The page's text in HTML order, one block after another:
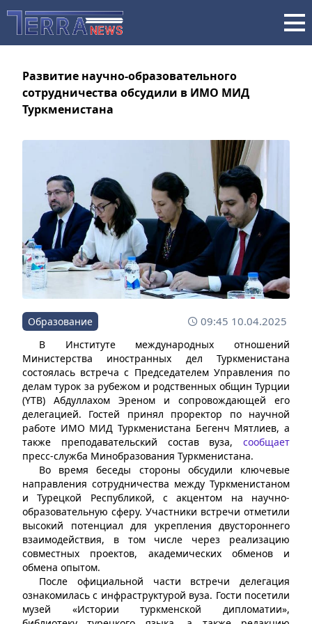
Развитие научно-образовательного
сотрудничества обсудили в ИМО МИД
Туркменистана
Образование 09:45 10.04.2025
В Институте международных отношений
Министерства иностранных дел Туркменистана
состоялась встреча с Председателем Управления по
делам турок за рубежом и родственных общин Турции
(YTB) Абдуллахом Эреном и сопровождающей его
делегацией. Гостей принял проректор по научной
работе ИМО МИД Туркменистана Бегенч Мятлиев, а
также преподавательский состав вуза, сообщает
пресс-служба Минобразования Туркменистана.
Во время беседы стороны обсудили ключевые
направления сотрудничества между Туркменистаном
и Турецкой Республикой, с акцентом на научно-
образовательную сферу. Участники встречи отметили
высокий потенциал для укрепления двустороннего
взаимодействия, в том числе через реализацию
совместных проектов, академических обменов и
обмена опытом.
После официальной части встречи делегация
ознакомилась с инфраструктурой вуза. Гости посетили
музей «Истории туркменской дипломатии»,